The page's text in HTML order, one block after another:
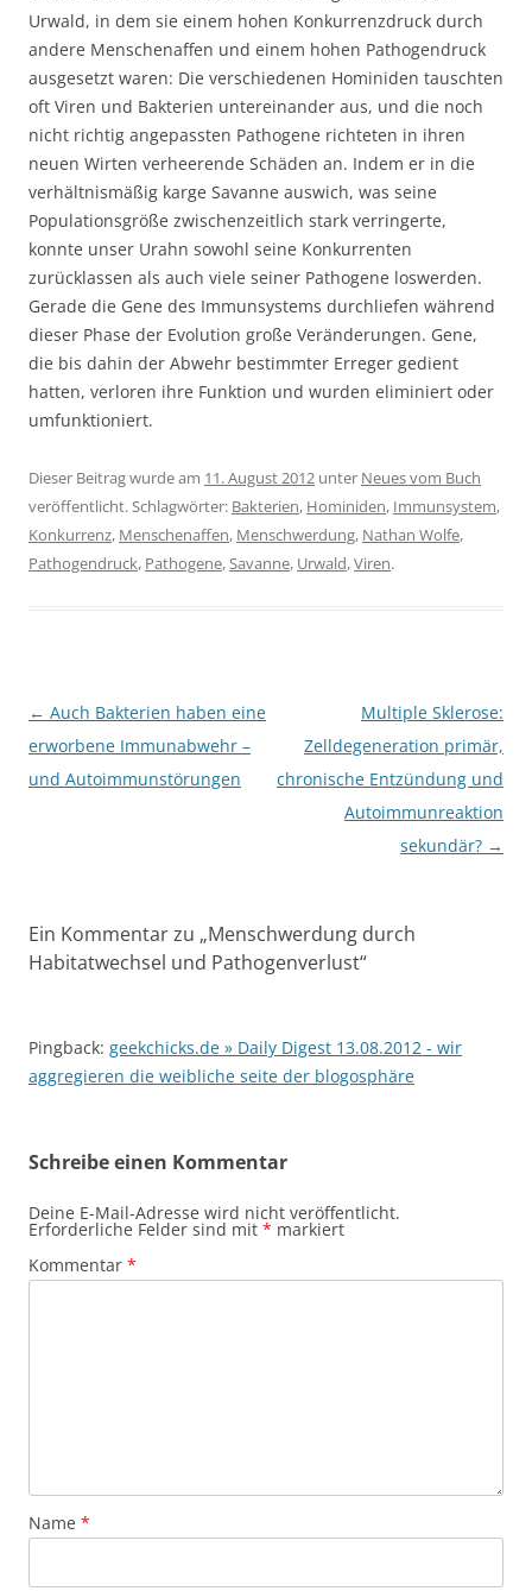
Urwald, in dem sie einem hohen Konkurrenzdruck durch
andere Menschenaffen und einem hohen Pathogendruck
ausgesetzt waren: Die verschiedenen Hominiden tauschten
oft Viren und Bakterien untereinander aus, und die noch
nicht richtig angepassten Pathogene richteten in ihren
neuen Wirten verheerende Schäden an. Indem er in die
verhältnismäßig karge Savanne auswich, was seine
Populationsgröße zwischenzeitlich stark verringerte,
konnte unser Urahn sowohl seine Konkurrenten
zurücklassen als auch viele seiner Pathogene loswerden.
Gerade die Gene des Immunsystems durchliefen während
dieser Phase der Evolution große Veränderungen. Gene,
die bis dahin der Abwehr bestimmter Erreger gedient
hatten, verloren ihre Funktion und wurden eliminiert oder
umfunktioniert.
Dieser Beitrag wurde am 11. August 2012 unter Neues vom Buch
veröffentlicht. Schlagwörter: Bakterien, Hominiden, Immunsystem,
Konkurrenz, Menschenaffen, Menschwerdung, Nathan Wolfe,
Pathogendruck, Pathogene,Savanne, Urwald,Viren.
Beitragsnavigation
← Auch Bakterien haben eine
erworbene Immunabwehr –
und Autoimmunstörungen
Multiple Sklerose:
Zelldegeneration primär,
chronische Entzündung und
Autoimmunreaktion
sekundär? →
Ein Kommentar zu „Menschwerdung durch
Habitatwechsel und Pathogenverlust“
Pingback: geekchicks.de » Daily Digest 13.08.2012 - wir
aggregieren die weibliche seite der blogosphäre
Schreibe einen Kommentar
Deine E-Mail-Adresse wird nicht veröffentlicht.
Erforderliche Felder sind mit * markiert
Kommentar *
Name *